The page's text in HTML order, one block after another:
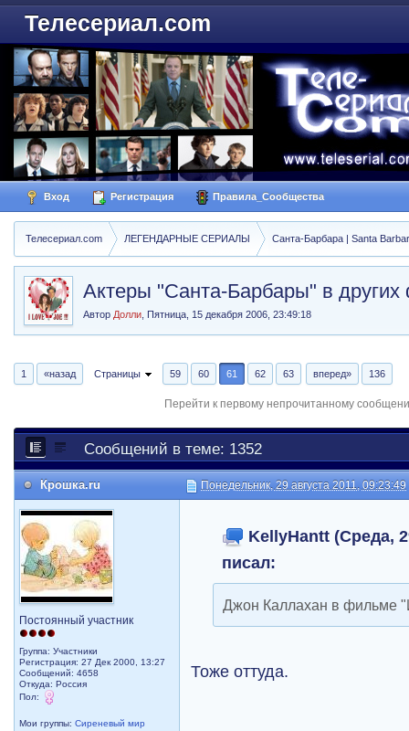
Телесериал.com
Вход Регистрация Правила_Сообщества
Телесериал.com ЛЕГЕНДАРНЫЕ СЕРИАЛЫ Санта-Барбара | Santa
Актеры "Санта-Барбары" в
Автор Долли ,Пятница, 15 декабря 2006, 23:49:18
1 «назад Страницы 59 60 61 62 63 вперед» 136
Перейти к первому непрочитанному
Сообщений в теме: 1352
Крошка.ru Понедельник, 29 августа 2011, 09:23:49
Постоянный участник
Группа: Участники
Регистрация: 27 Дек 2000, 13:27
Сообщений: 4658
Откуда: Россия
Пол:
Мои группы:Сиреневый мир
KellyHantt (Среда,
писал:
Джон Каллахан в фильме
Тоже оттуда.